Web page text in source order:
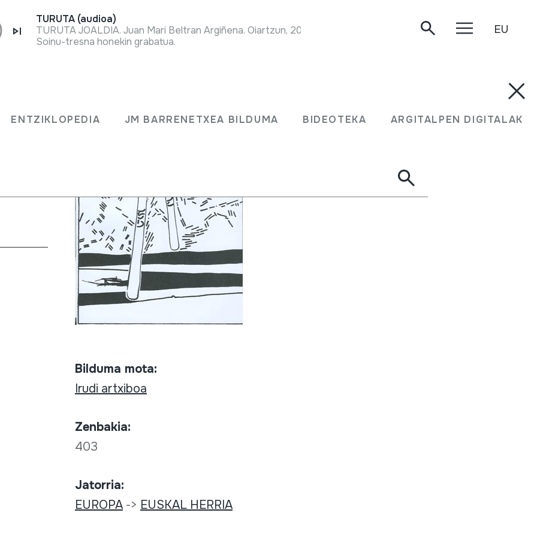
ENTZIKLOPEDIA JM BARRENETXEA BILDUMA BIDEOTEKA ARGITALPEN DIGITALAK
TURUTA (audioa)
TURUTA JOALDIA. Juan Mari Beltran Argiñena. Oiartzun, 2020/04/29.
Soinu-tresna honekin grabatua.
EU
taldea
Bilduma mota:
Irudi artxiboa
Zenbakia:
403
Jatorria:
EUROPA-> EUSKAL HERRIA